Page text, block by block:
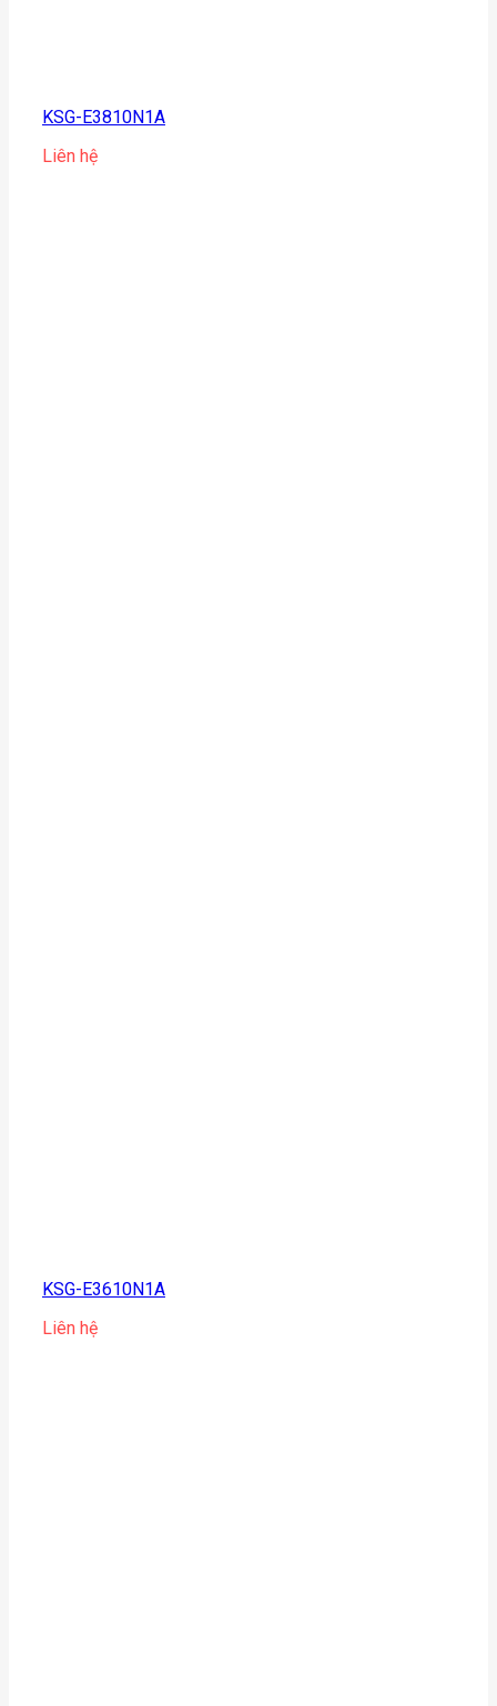
KSG-E3810N1A
Liên hệ
KSG-E3610N1A
Liên hệ